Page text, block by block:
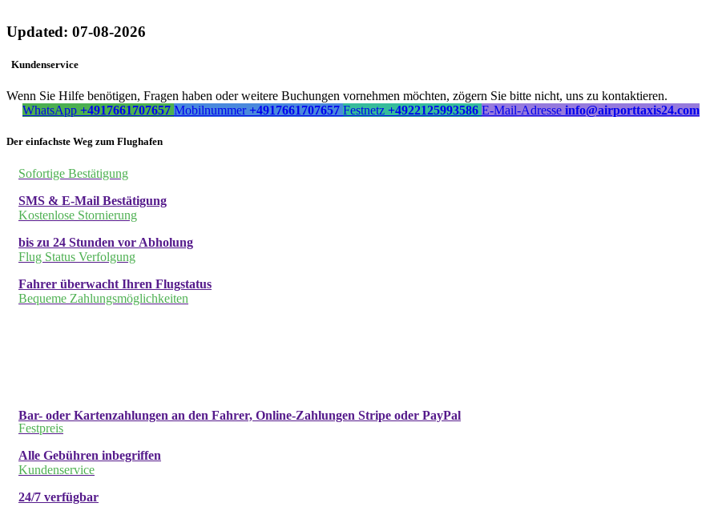
Updated: 07-08-2026
Kundenservice
Wenn Sie Hilfe benötigen, Fragen haben oder weitere Buchungen vornehmen möchten, zögern Sie bitte nicht, uns zu kontaktieren.
WhatsApp +4917661707657 Mobilnummer +4917661707657 Festnetz +4922125993586 E-Mail-Adresse info@airporttaxis24.com
Der einfachste Weg zum Flughafen
Sofortige Bestätigung
SMS & E-Mail Bestätigung
Kostenlose Stornierung
bis zu 24 Stunden vor Abholung
Flug Status Verfolgung
Fahrer überwacht Ihren Flugstatus
Bequeme Zahlungsmöglichkeiten
Bar- oder Kartenzahlungen an den Fahrer, Online-Zahlungen Stripe oder PayPal
Festpreis
Alle Gebühren inbegriffen
Kundenservice
24/7 verfügbar